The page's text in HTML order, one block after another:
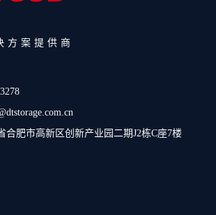
方案提供商
合肥市高新区创新产业园二期J2栋C座7楼